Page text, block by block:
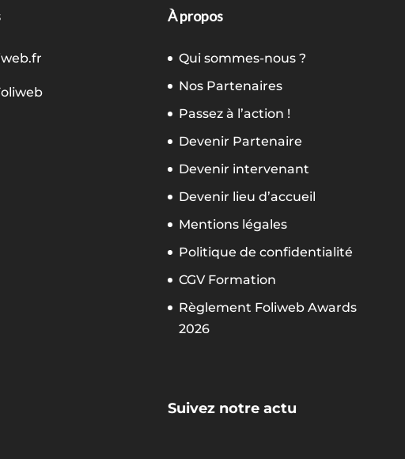
À propos
Qui sommes-nous ?
Nos Partenaires
Passez à l’action !
Devenir Partenaire
Devenir intervenant
Devenir lieu d’accueil
Mentions légales
Politique de confidentialité
CGV Formation
Règlement Foliweb Awards
2026
Suivez notre actu